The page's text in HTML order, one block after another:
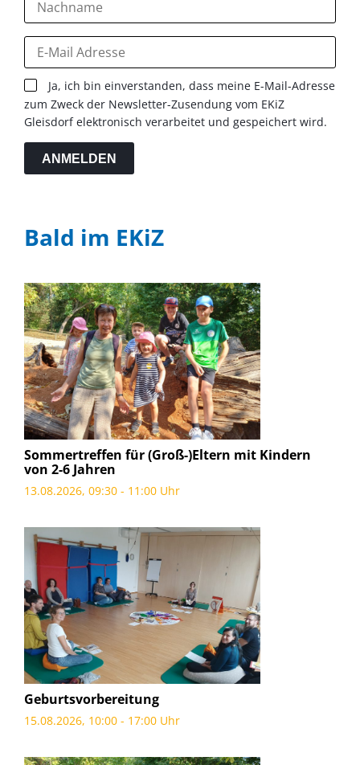
Ja, ich bin einverstanden, dass meine E-Mail-Adresse
zum Zweck der Newsletter-Zusendung vom EKiZ
Gleisdorf elektronisch verarbeitet und gespeichert wird.
ANMELDEN
Bald im EKiZ
Sommertreffen für (Groß-)Eltern mit Kindern
von 2-6 Jahren
13.08.2026, 09:30 - 11:00 Uhr
Geburtsvorbereitung
15.08.2026, 10:00 - 17:00 Uhr